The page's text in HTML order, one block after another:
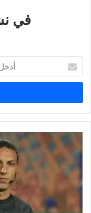
في
بريدك
الإلكتروني
اتحاد
الكرة
يكشف
السبب
وراء
الأزمة
تعيين